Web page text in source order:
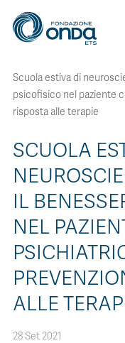
CHI SIAMO
STRUMENTI
PROGETTI
NEWS
Scuola estiva di
psicofisico nel paziente
risposta alle terapie
SCUOLA
IL
NEL
ALLE
28 Set 2021